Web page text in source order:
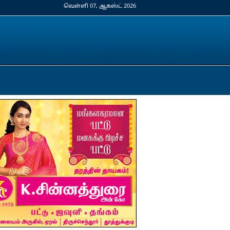
வெள்ளி 07, ஆகஸ்ட் 2026